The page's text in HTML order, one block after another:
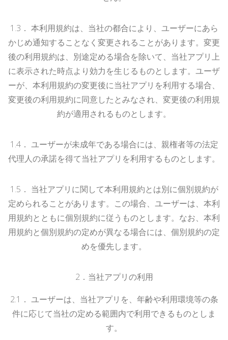
1.3 ． 本利用規約は、当社の都合により、ユーザーにあら
かじめ通知することなく変更されることがあります。変更
後の利用規約は、別途定める場合を除いて、当社アプリ上
に表示された時点より効力を生じるものとします。ユーザ
ーが、本利用規約の変更後に当社アプリを利用する場合、
変更後の利用規約に同意したとみなされ、変更後の利用規
約が適用されるものとします。
1.4． ユーザーが未成年である場合には、親権者等の法定
代理人の承諾を得て当社アプリを利用するものとします。
1.5 ． 当社アプリに関して本利用規約とは別に個別規約が
定められることがあります。この場合、ユーザーは、本利
用規約とともに個別規約に従うものとします。なお、本利
用規約と個別規約の定めが異なる場合には、個別規約の定
めを優先します。
2．当社アプリの利用
2.1 ． ユーザーは、当社アプリを、年齢や利用環境等の条
件に応じて当社の定める範囲内で利用できるものとしま
す。